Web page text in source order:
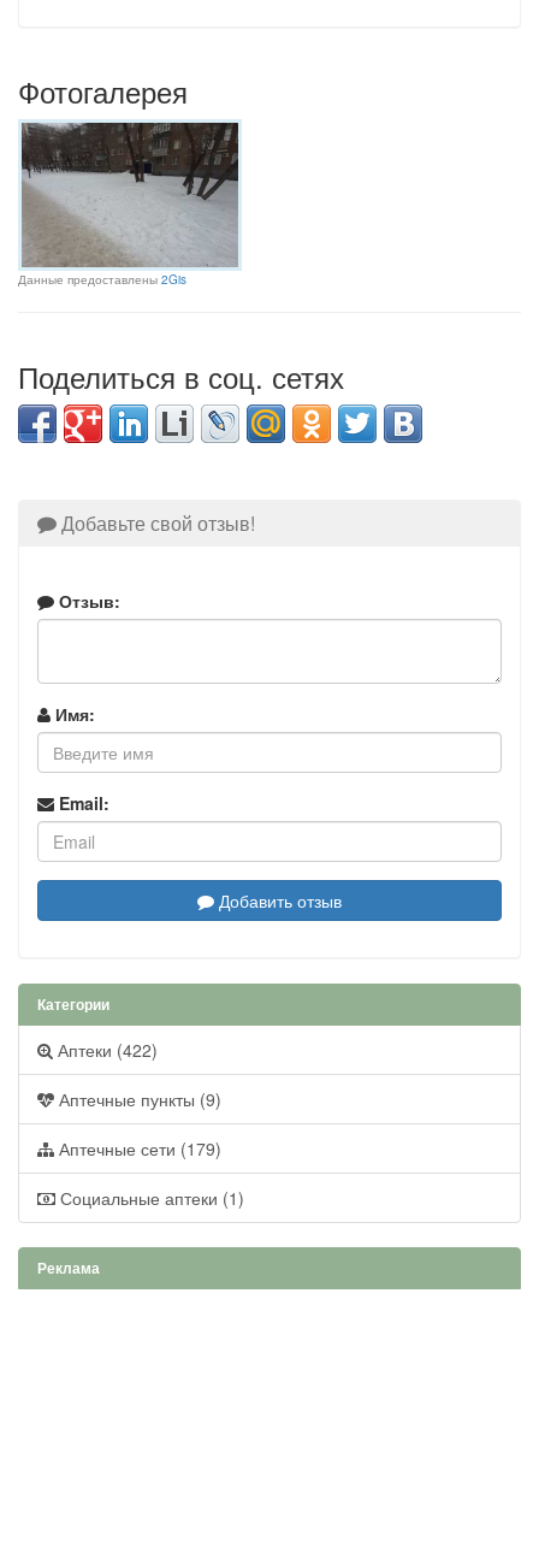
Фотогалерея
Данные предоставлены 2Gis
Поделиться в соц. сетях
Добавьте свой отзыв!
Отзыв:
Имя:
Email:
Добавить отзыв
Категории
Аптеки (422)
Аптечные пункты (9)
Аптечные сети (179)
Социальные аптеки (1)
Реклама